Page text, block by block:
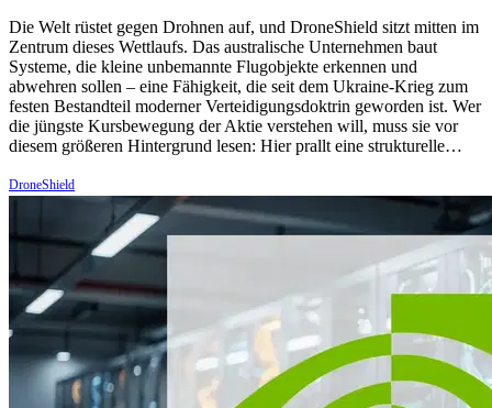
Die Welt rüstet gegen Drohnen auf, und DroneShield sitzt mitten im
Zentrum dieses Wettlaufs. Das australische Unternehmen baut
Systeme, die kleine unbemannte Flugobjekte erkennen und
abwehren sollen – eine Fähigkeit, die seit dem Ukraine-Krieg zum
festen Bestandteil moderner Verteidigungsdoktrin geworden ist. Wer
die jüngste Kursbewegung der Aktie verstehen will, muss sie vor
diesem größeren Hintergrund lesen: Hier prallt eine strukturelle…
DroneShield